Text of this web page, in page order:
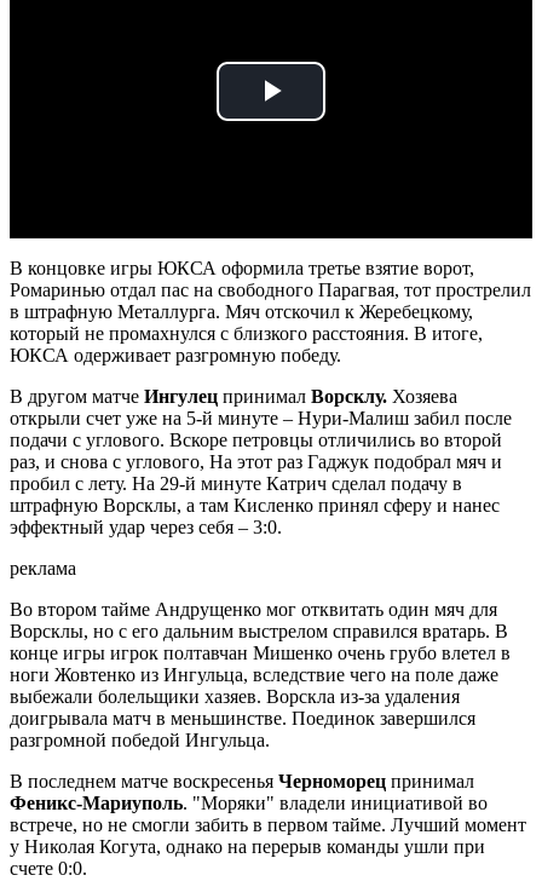
Play
В концовке игры ЮКСА оформила третье взятие ворот,
Ромаринью отдал пас на свободного Парагвая, тот прострелил
в штрафную Металлурга. Мяч отскочил к Жеребецкому,
который не промахнулся с близкого расстояния. В итоге,
ЮКСА одерживает разгромную победу.
В другом матче Ингулец принимал Ворсклу. Хозяева
открыли счет уже на 5-й минуте – Нури-Малиш забил после
подачи с углового. Вскоре петровцы отличились во второй
раз, и снова с углового, На этот раз Гаджук подобрал мяч и
пробил с лету. На 29-й минуте Катрич сделал подачу в
штрафную Ворсклы, а там Кисленко принял сферу и нанес
эффектный удар через себя – 3:0.
реклама
Во втором тайме Андрущенко мог отквитать один мяч для
Ворсклы, но с его дальним выстрелом справился вратарь. В
конце игры игрок полтавчан Мишенко очень грубо влетел в
ноги Жовтенко из Ингульца, вследствие чего на поле даже
выбежали болельщики хазяев. Ворскла из-за удаления
доигрывала матч в меньшинстве. Поединок завершился
разгромной победой Ингульца.
В последнем матче воскресенья Черноморец принимал
Феникс-Мариуполь. "Моряки" владели инициативой во
встрече, но не смогли забить в первом тайме. Лучший момент
у Николая Когута, однако на перерыв команды ушли при
счете 0:0.